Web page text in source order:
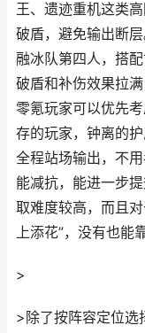
王、遗迹重机这类
破盾，避免输出断
融冰队第四人，搭
破盾和补伤效果拉
零氪玩家可以优先
存的玩家，钟离的
全程站场输出，不
能减抗，能进一步
取难度较高，而且
上添花”，没有也能
>
>除了按阵容定位选